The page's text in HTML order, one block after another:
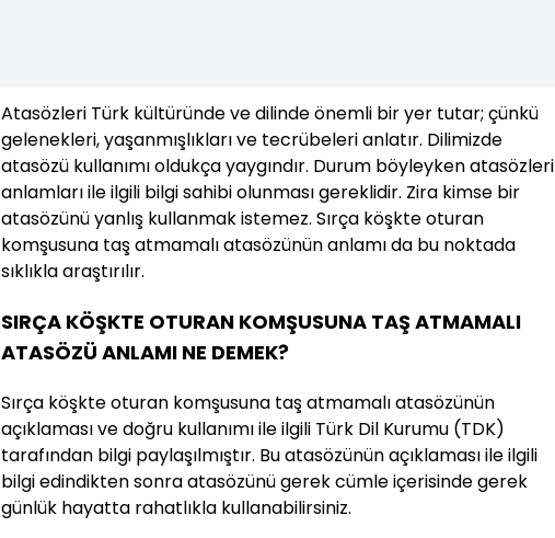
Atasözleri Türk kültüründe ve dilinde önemli bir yer tutar; çünkü
gelenekleri, yaşanmışlıkları ve tecrübeleri anlatır. Dilimizde
atasözü kullanımı oldukça yaygındır. Durum böyleyken atasözleri
anlamları ile ilgili bilgi sahibi olunması gereklidir. Zira kimse bir
atasözünü yanlış kullanmak istemez. Sırça köşkte oturan
komşusuna taş atmamalı atasözünün anlamı da bu noktada
sıklıkla araştırılır.
SIRÇA KÖŞKTE OTURAN KOMŞUSUNA TAŞ ATMAMALI
ATASÖZÜ ANLAMI NE DEMEK?
Sırça köşkte oturan komşusuna taş atmamalı atasözünün
açıklaması ve doğru kullanımı ile ilgili Türk Dil Kurumu (TDK)
tarafından bilgi paylaşılmıştır. Bu atasözünün açıklaması ile ilgili
bilgi edindikten sonra atasözünü gerek cümle içerisinde gerek
günlük hayatta rahatlıkla kullanabilirsiniz.